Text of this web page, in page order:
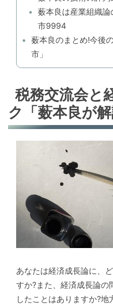
薮本良は産業組織
市9994
薮本良のまとめ!今後
市」
税務交流会と
ク「薮本良が
あなたは経済成長論に、
すか?また、経済成長論の
したことはありますか?